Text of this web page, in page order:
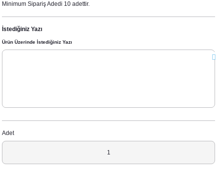
Minimum Sipariş Adedi 10 adettir.
İstediğiniz Yazı
Ürün Üzerinde İstediğiniz Yazı
Adet